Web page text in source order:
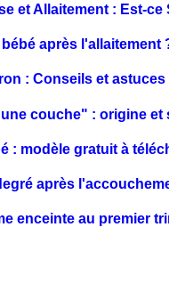
et Allaitement : Est-ce
après l'allaitement
: Conseils et astuces
couche" : origine et
: modèle gratuit à
après
enceinte au premier